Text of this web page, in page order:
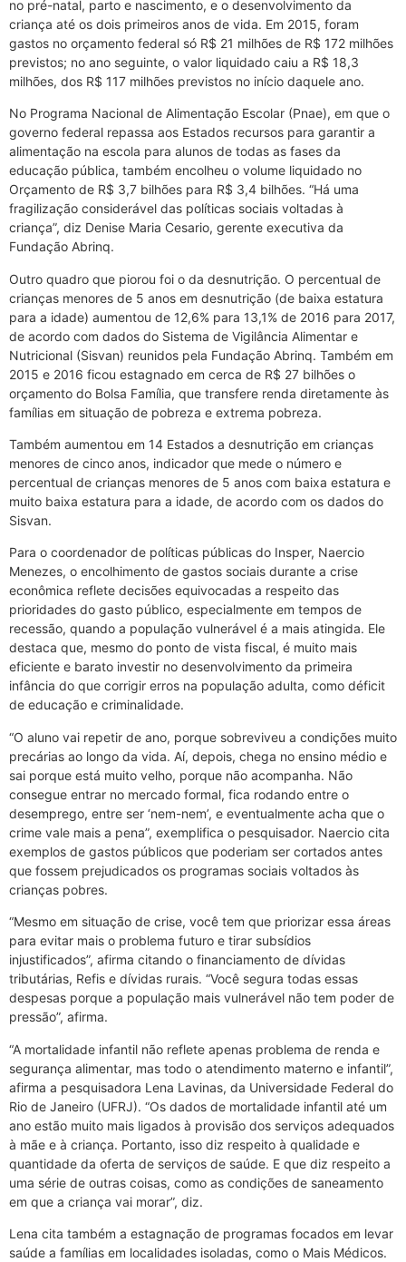
no pré-natal, parto e nascimento, e o desenvolvimento da
criança até os dois primeiros anos de vida. Em 2015, foram
gastos no orçamento federal só R$ 21 milhões de R$ 172 milhões
previstos; no ano seguinte, o valor liquidado caiu a R$ 18,3
milhões, dos R$ 117 milhões previstos no início daquele ano.
No Programa Nacional de Alimentação Escolar (Pnae), em que o
governo federal repassa aos Estados recursos para garantir a
alimentação na escola para alunos de todas as fases da
educação pública, também encolheu o volume liquidado no
Orçamento de R$ 3,7 bilhões para R$ 3,4 bilhões. “Há uma
fragilização considerável das políticas sociais voltadas à
criança”, diz Denise Maria Cesario, gerente executiva da
Fundação Abrinq.
Outro quadro que piorou foi o da desnutrição. O percentual de
crianças menores de 5 anos em desnutrição (de baixa estatura
para a idade) aumentou de 12,6% para 13,1% de 2016 para 2017,
de acordo com dados do Sistema de Vigilância Alimentar e
Nutricional (Sisvan) reunidos pela Fundação Abrinq. Também em
2015 e 2016 ficou estagnado em cerca de R$ 27 bilhões o
orçamento do Bolsa Família, que transfere renda diretamente às
famílias em situação de pobreza e extrema pobreza.
Também aumentou em 14 Estados a desnutrição em crianças
menores de cinco anos, indicador que mede o número e
percentual de crianças menores de 5 anos com baixa estatura e
muito baixa estatura para a idade, de acordo com os dados do
Sisvan.
Para o coordenador de políticas públicas do Insper, Naercio
Menezes, o encolhimento de gastos sociais durante a crise
econômica reflete decisões equivocadas a respeito das
prioridades do gasto público, especialmente em tempos de
recessão, quando a população vulnerável é a mais atingida. Ele
destaca que, mesmo do ponto de vista fiscal, é muito mais
eficiente e barato investir no desenvolvimento da primeira
infância do que corrigir erros na população adulta, como déficit
de educação e criminalidade.
“O aluno vai repetir de ano, porque sobreviveu a condições muito
precárias ao longo da vida. Aí, depois, chega no ensino médio e
sai porque está muito velho, porque não acompanha. Não
consegue entrar no mercado formal, fica rodando entre o
desemprego, entre ser ‘nem-nem’, e eventualmente acha que o
crime vale mais a pena”, exemplifica o pesquisador. Naercio cita
exemplos de gastos públicos que poderiam ser cortados antes
que fossem prejudicados os programas sociais voltados às
crianças pobres.
“Mesmo em situação de crise, você tem que priorizar essa áreas
para evitar mais o problema futuro e tirar subsídios
injustificados”, afirma citando o financiamento de dívidas
tributárias, Refis e dívidas rurais. “Você segura todas essas
despesas porque a população mais vulnerável não tem poder de
pressão”, afirma.
“A mortalidade infantil não reflete apenas problema de renda e
segurança alimentar, mas todo o atendimento materno e infantil”,
afirma a pesquisadora Lena Lavinas, da Universidade Federal do
Rio de Janeiro (UFRJ). “Os dados de mortalidade infantil até um
ano estão muito mais ligados à provisão dos serviços adequados
à mãe e à criança. Portanto, isso diz respeito à qualidade e
quantidade da oferta de serviços de saúde. E que diz respeito a
uma série de outras coisas, como as condições de saneamento
em que a criança vai morar”, diz.
Lena cita também a estagnação de programas focados em levar
saúde a famílias em localidades isoladas, como o Mais Médicos.